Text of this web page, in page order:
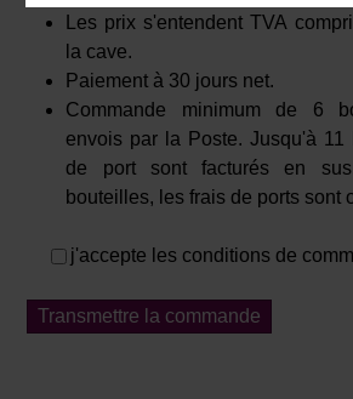
Les prix s'entendent TVA
la cave.
Paiement à 30 jours net.
Commande minimum de 6
envois par la Poste. Jusqu'à 11
de port sont facturés en
bouteilles, les frais de ports sont
j'accepte les conditions de